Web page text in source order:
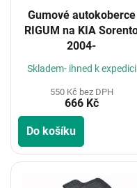
Gumové autokoberce
RIGUM na KIA Sorento
2004-
Skladem- ihned k expedici
550 Kč bez DPH
666 Kč
Do košíku